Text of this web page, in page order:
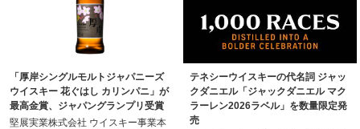
「厚岸シングルモルトジャパニーズ
ウイスキー 花ぐはし カリンパニ」が
最高金賞、ジャパングランプリ受賞
堅展実業株式会社 ウイスキー事業本
テネシーウイスキーの代名詞 ジャッ
クダニエル「ジャックダニエル マク
ラーレン2026ラベル」を数量限定発
売